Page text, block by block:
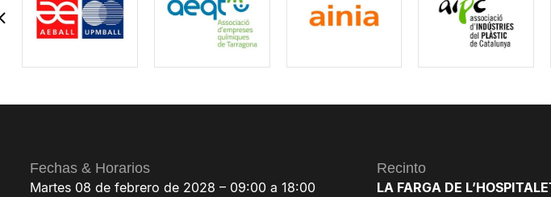
Fechas & Horarios
Martes 08 de febrero de 2028 – 09:00 a 18:00
Recinto
LA FARGA DE